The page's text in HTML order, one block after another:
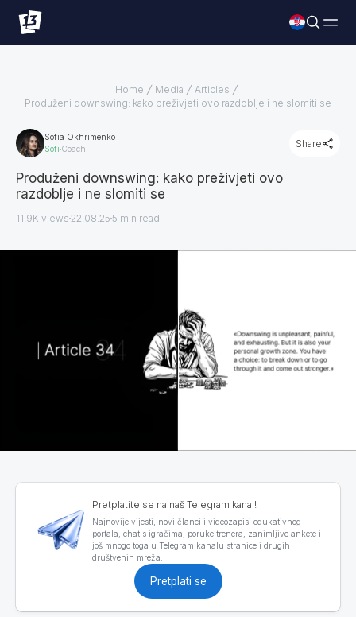
Home Media
Articles
Produženi downswing: kako preživjeti ovo razdoblje i ne slomiti se
Sofia Okhrimenko
Sofi Coach Share
Produženi downswing: kako preživjeti ovo
razdoblje i ne slomiti se
11.9K views 22.08.25 5 min read
Pretplatite se na naš Telegram kanal!
Najnovije vijesti, novi članci i videozapisi edukativnog
portala, chat s igračima, poruke trenera, zanimljive ankete i
još mnogo toga u Telegram kanalu stranice i drugih
društvenih mreža.
Pretplati se